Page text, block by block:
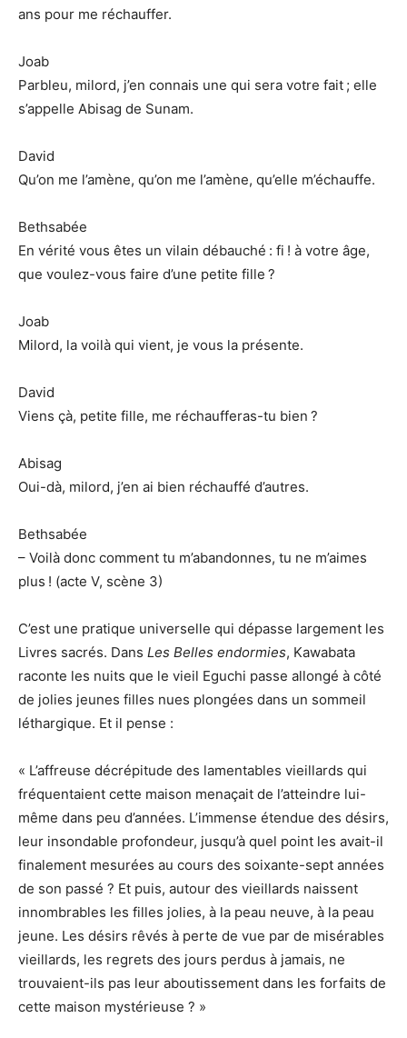
ans pour me réchauffer.
Joab
Parbleu, milord, j’en connais une qui sera votre fait ; elle
s’appelle Abisag de Sunam.
David
Qu’on me l’amène, qu’on me l’amène, qu’elle m’échauffe.
Bethsabée
En vérité vous êtes un vilain débauché : fi ! à votre âge,
que voulez-vous faire d’une petite fille ?
Joab
Milord, la voilà qui vient, je vous la présente.
David
Viens çà, petite fille, me réchaufferas-tu bien ?
Abisag
Oui-dà, milord, j’en ai bien réchauffé d’autres.
Bethsabée
– Voilà donc comment tu m’abandonnes, tu ne m’aimes
plus ! (acte V, scène 3)
C’est une pratique universelle qui dépasse largement les
Livres sacrés. Dans Les Belles endormies, Kawabata
raconte les nuits que le vieil Eguchi passe allongé à côté
de jolies jeunes filles nues plongées dans un sommeil
léthargique. Et il pense :
« L’affreuse décrépitude des lamentables vieillards qui
fréquentaient cette maison menaçait de l’atteindre lui-
même dans peu d’années. L’immense étendue des désirs,
leur insondable profondeur, jusqu’à quel point les avait-il
finalement mesurées au cours des soixante-sept années
de son passé ? Et puis, autour des vieillards naissent
innombrables les filles jolies, à la peau neuve, à la peau
jeune. Les désirs rêvés à perte de vue par de misérables
vieillards, les regrets des jours perdus à jamais, ne
trouvaient-ils pas leur aboutissement dans les forfaits de
cette maison mystérieuse ? »